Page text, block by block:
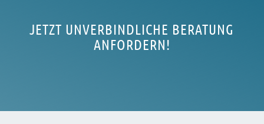
JETZT UNVERBINDLICHE BERATUNG
ANFORDERN!